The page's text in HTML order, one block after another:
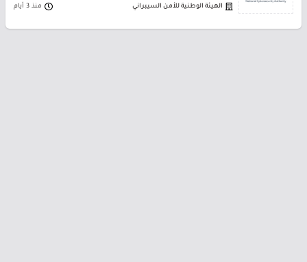
الهيئة الوطنية للأمن السيبراني منذ 3 أيام